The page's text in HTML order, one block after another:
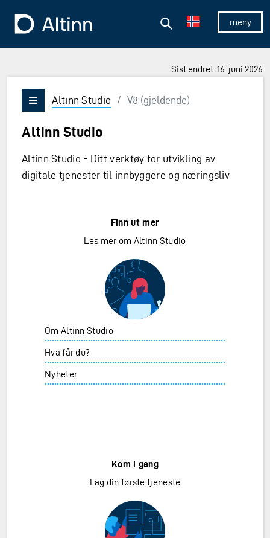
Vis/skjul
Søk
Sist endret: 16. juni 2026
og Enter for å velge
Vis/skjul meny
Altinn Studio / V8 (gjeldende)
Altinn Studio
Altinn Studio - Ditt verktøy for utvikling av
digitale tjenester til innbyggere og næringsliv
Finn ut mer
Les mer om Altinn Studio
Om Altinn Studio
Hva får du?
Nyheter
Kom i gang
Lag din første tjeneste